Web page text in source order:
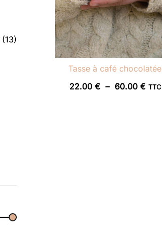
Tasse à café chocolatée
22.00 € – 60.00 €Plage
TTC
(13)